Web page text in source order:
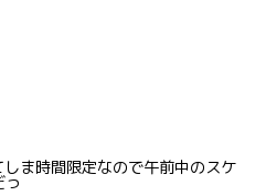
ま時間限定なので午前中のスケ